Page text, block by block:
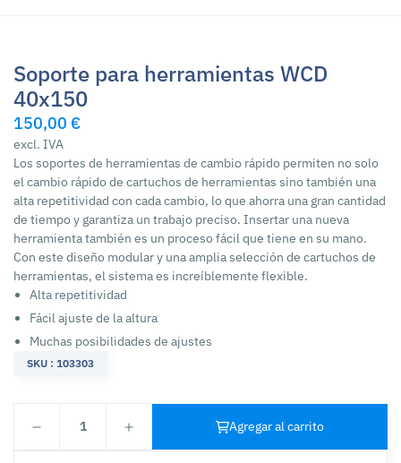
Soporte para herramientas WCD
40x150
150,00 €
excl. IVA
Los soportes de herramientas de cambio rápido permiten no solo
el cambio rápido de cartuchos de herramientas sino también una
alta repetitividad con cada cambio, lo que ahorra una gran cantidad
de tiempo y garantiza un trabajo preciso. Insertar una nueva
herramienta también es un proceso fácil que tiene en su mano.
Con este diseño modular y una amplia selección de cartuchos de
herramientas, el sistema es increíblemente flexible.
Alta repetitividad
Fácil ajuste de la altura
Muchas posibilidades de ajustes
SKU : 103303
1 Agregar al carrito